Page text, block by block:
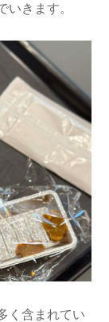
きます。
く含まれてい